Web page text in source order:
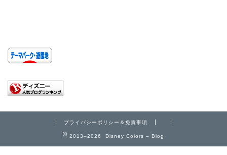
プライバシーポリシー＆免責事項
2013–2026 Disney Colors – Blog